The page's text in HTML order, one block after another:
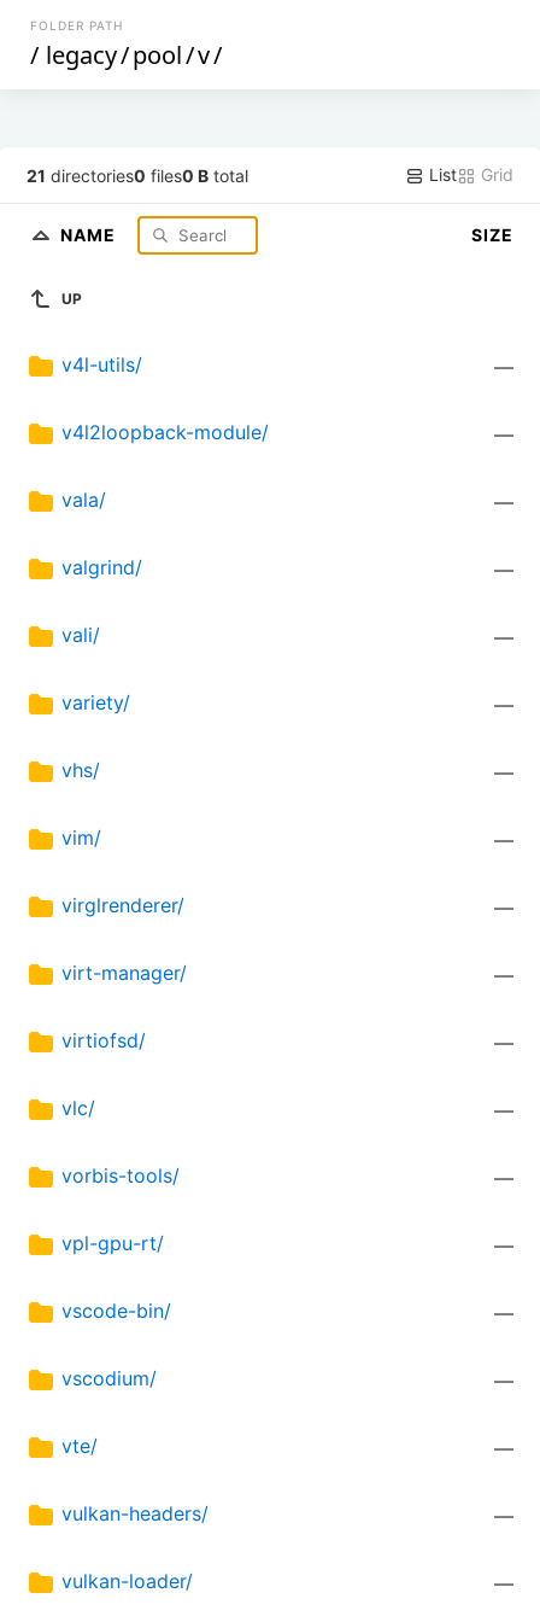
FOLDER PATH
/ legacy/pool/v/
21 directories0 files0 B total List Grid
NAME SIZE
UP
v4l-utils/ —
v4l2loopback-module/ —
vala/ —
valgrind/ —
vali/ —
variety/ —
vhs/ —
vim/ —
virglrenderer/ —
virt-manager/ —
virtiofsd/ —
vlc/ —
vorbis-tools/ —
vpl-gpu-rt/ —
vscode-bin/ —
vscodium/ —
vte/ —
vulkan-headers/ —
vulkan-loader/ —